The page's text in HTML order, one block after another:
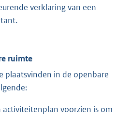
verklaring van een
ruimte
plaatsvinden in de openbare
activiteitenplan voorzien is om